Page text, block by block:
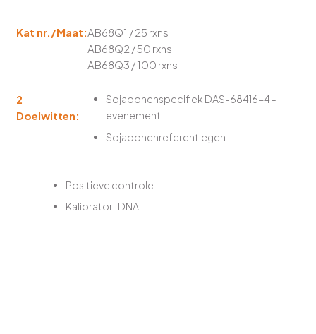
Kat nr./Maat:AB68Q1 / 25 rxns
AB68Q2 / 50 rxns
AB68Q3 / 100 rxns
2
Doelwitten:
Sojabonenspecifiek DAS-68416-4 -
evenement
Sojabonenreferentiegen
Positieve controle
Kalibrator-DNA